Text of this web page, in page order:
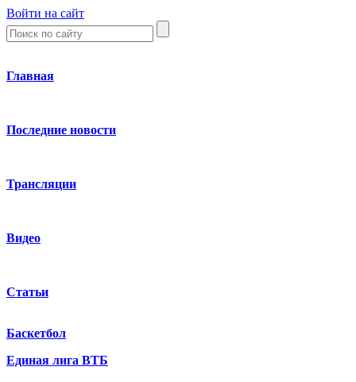
Войти на сайт
Главная
Последние новости
Трансляции
Видео
Статьи
Баскетбол
Единая лига ВТБ